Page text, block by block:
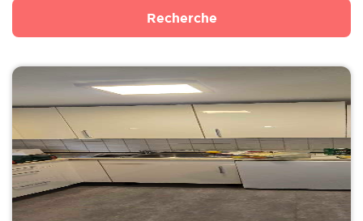
Recherche